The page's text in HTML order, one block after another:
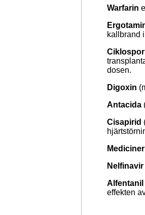
Warfarin
kallbrand
dosen.
Digoxin
Antacida
Cisapirid
Nelfinavir
Alfentanil
effekten